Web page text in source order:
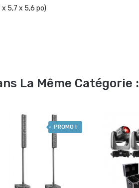
5,7 x 5,6 po)
La Même Catégorie :
PROMO !